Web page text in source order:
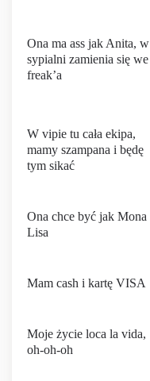
Ona ma ass jak Anita, w
sypialni zamienia się we
freak’a
W vipie tu cała ekipa,
mamy szampana i będę
tym sikać
Ona chce być jak Mona
Lisa
Mam cash i kartę VISA
Moje życie loca la vida,
oh-oh-oh